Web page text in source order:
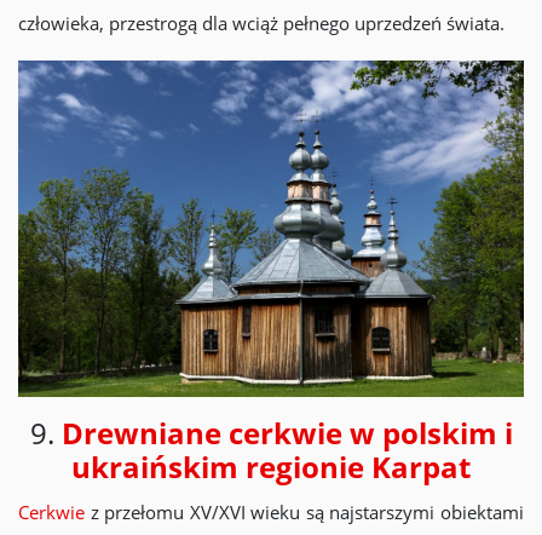
człowieka, przestrogą dla wciąż pełnego uprzedzeń świata.
9. Drewniane cerkwie w polskim i
ukraińskim regionie Karpat
Cerkwie z przełomu XV/XVI wieku są najstarszymi obiektami